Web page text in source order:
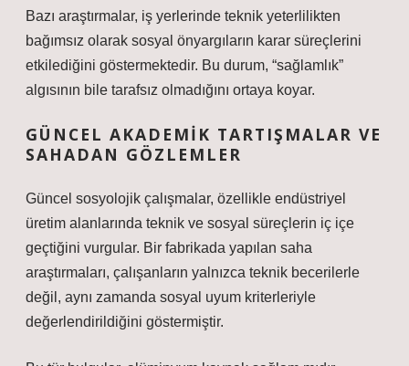
Bazı araştırmalar, iş yerlerinde teknik yeterlilikten
bağımsız olarak sosyal önyargıların karar süreçlerini
etkilediğini göstermektedir. Bu durum, “sağlamlık”
algısının bile tarafsız olmadığını ortaya koyar.
GÜNCEL AKADEMIK TARTIŞMALAR VE
SAHADAN GÖZLEMLER
Güncel sosyolojik çalışmalar, özellikle endüstriyel
üretim alanlarında teknik ve sosyal süreçlerin iç içe
geçtiğini vurgular. Bir fabrikada yapılan saha
araştırmaları, çalışanların yalnızca teknik becerilerle
değil, aynı zamanda sosyal uyum kriterleriyle
değerlendirildiğini göstermiştir.